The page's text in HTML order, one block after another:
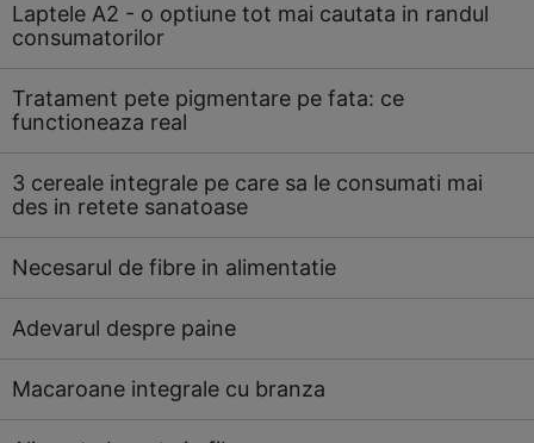
Laptele A2 - o optiune tot mai cautata in randul
consumatorilor
Tratament pete pigmentare pe fata: ce
functioneaza real
3 cereale integrale pe care sa le consumati mai
des in retete sanatoase
Necesarul de fibre in alimentatie
Adevarul despre paine
Macaroane integrale cu branza